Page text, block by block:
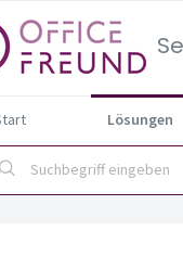
Lösungen